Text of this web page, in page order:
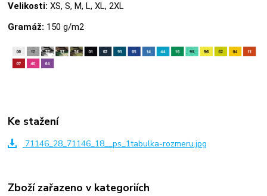
Velikosti: XS, S, M, L, XL, 2XL
Gramáž: 150 g/m2
Ke stažení
71146_28_71146_18__ps_1tabulka-rozmeru.jpg
Zboží zařazeno v kategoriích